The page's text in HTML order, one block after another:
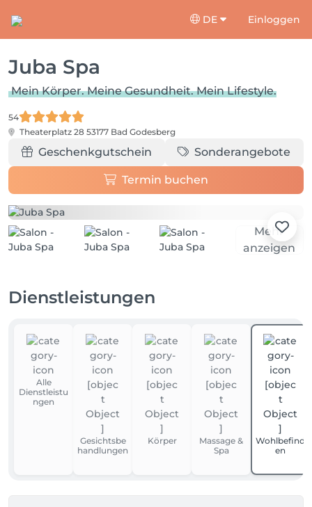
DE Einloggen
Juba Spa
Mein Körper. Meine Gesundheit. Mein Lifestyle.
54
Theaterplatz 28 53177 Bad Godesberg
Geschenkgutschein Sonderangebote
Termin buchen
Mehr
anzeigen
Dienstleistungen
Alle
Dienstleistu
ngen
Gesichtsbe
handlungen
Körper
Massage &
Spa
Wohlbefind
en